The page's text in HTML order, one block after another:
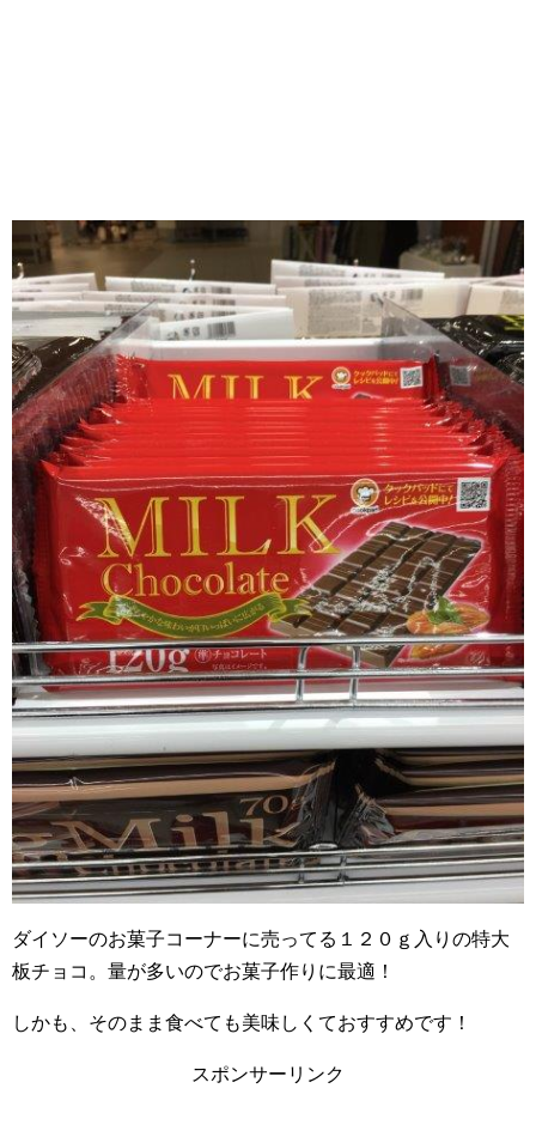
ダイソーのお菓子コーナーに売ってる１２０ｇ入りの特大
板チョコ。量が多いのでお菓子作りに最適！
しかも、そのまま食べても美味しくておすすめです！
スポンサーリンク